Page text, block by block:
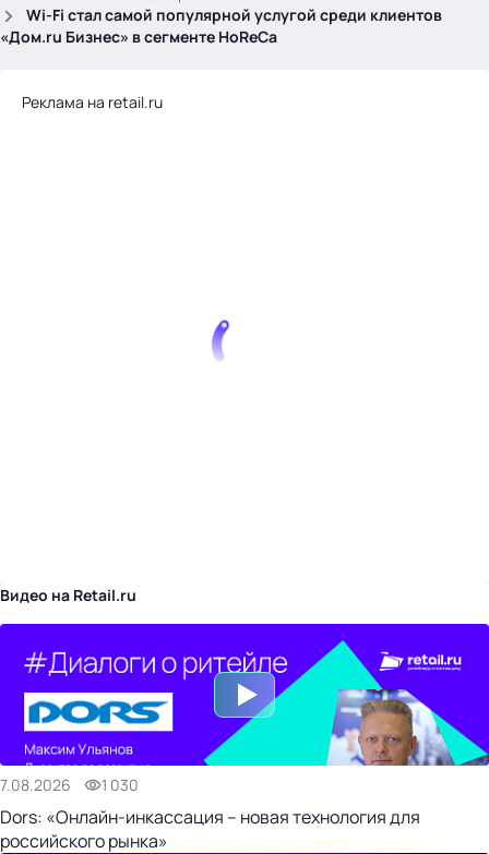
Wi-Fi стал самой популярной услугой среди клиентов
«Дом.ru Бизнес» в сегменте HoReCa
Реклама на retail.ru
Видео на Retail.ru
7.08.2026 1 030
Dors: «Онлайн-инкассация – новая технология для
российского рынка»